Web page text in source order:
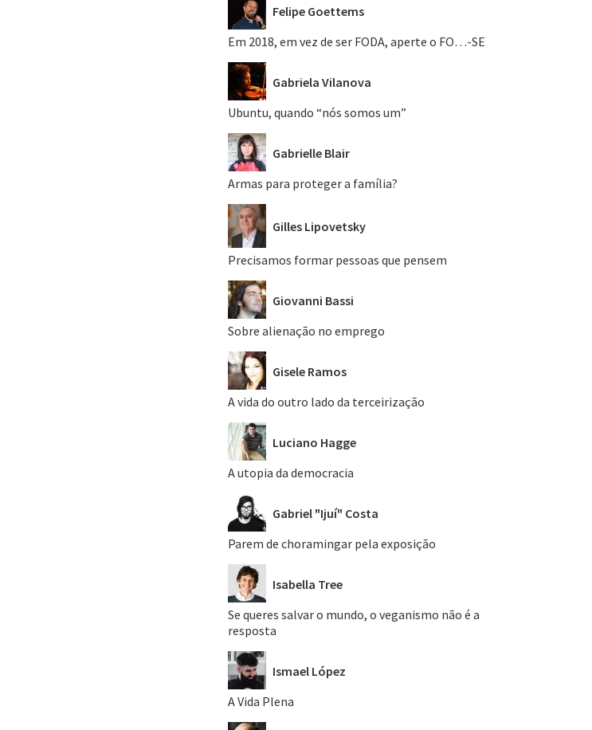
Felipe Goettems
Em 2018, em vez de ser FODA, aperte o FO…-SE
Gabriela Vilanova
Ubuntu, quando “nós somos um”
Gabrielle Blair
Armas para proteger a família?
Gilles Lipovetsky
Precisamos formar pessoas que pensem
Giovanni Bassi
Sobre alienação no emprego
Gisele Ramos
A vida do outro lado da terceirização
Luciano Hagge
A utopia da democracia
Gabriel "Ijuí" Costa
Parem de choramingar pela exposição
Isabella Tree
Se queres salvar o mundo, o veganismo não é a
resposta
Ismael López
A Vida Plena